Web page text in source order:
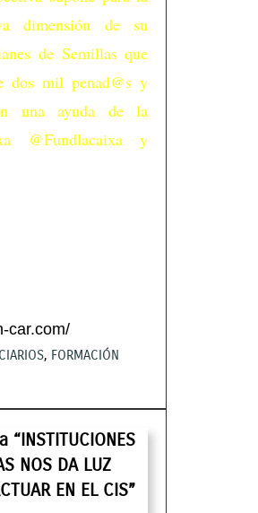
dimensión de su
de Semillas que
dos mil penad@s y
una ayuda de la
@Fundlacaixa y
car.com/
, FORMACIÓN
NOS DA LUZ
EN EL CIS”